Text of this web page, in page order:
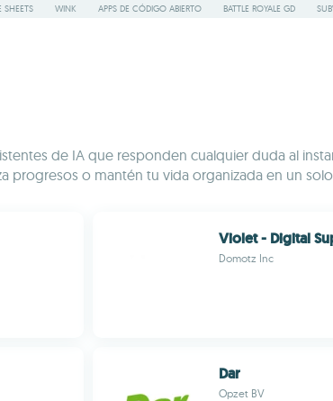
SHEETS WINK APPS DE CÓDIGO ABIERTO BATTLE ROYALE GD
de IA que responden cualquier duda al
progresos o mantén tu vida organizada en un
Violet - Digital
Domotz Inc
Dar
Opzet BV